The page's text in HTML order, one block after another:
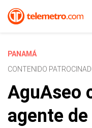
PANAMÁ
CONTENIDO
AguAseo
agente